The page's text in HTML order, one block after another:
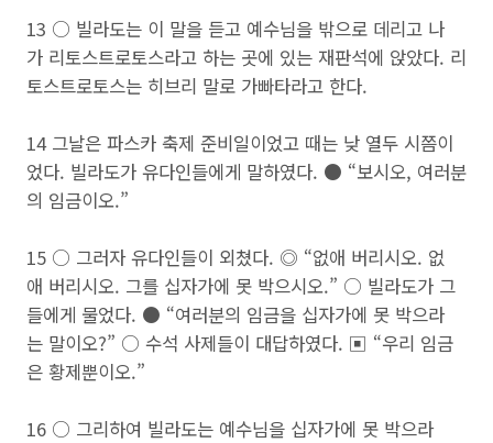
13 ○ 빌라도는 이 말을 듣고 예수님을 밖으로 데리고 나
가 리토스트로토스라고 하는 곳에 있는 재판석에 앉았다. 리
토스트로토스는 히브리 말로 가빠타라고 한다.
14 그날은 파스카 축제 준비일이었고 때는 낮 열두 시쯤이
었다. 빌라도가 유다인들에게 말하였다. ● “보시오, 여러분
의 임금이오.”
15 ○ 그러자 유다인들이 외쳤다. ◎ “없애 버리시오. 없
애 버리시오. 그를 십자가에 못 박으시오.” ○ 빌라도가 그
들에게 물었다. ● “여러분의 임금을 십자가에 못 박으라
는 말이오?” ○ 수석 사제들이 대답하였다. ▣ “우리 임금
은 황제뿐이오.”
16 ○ 그리하여 빌라도는 예수님을 십자가에 못 박으라